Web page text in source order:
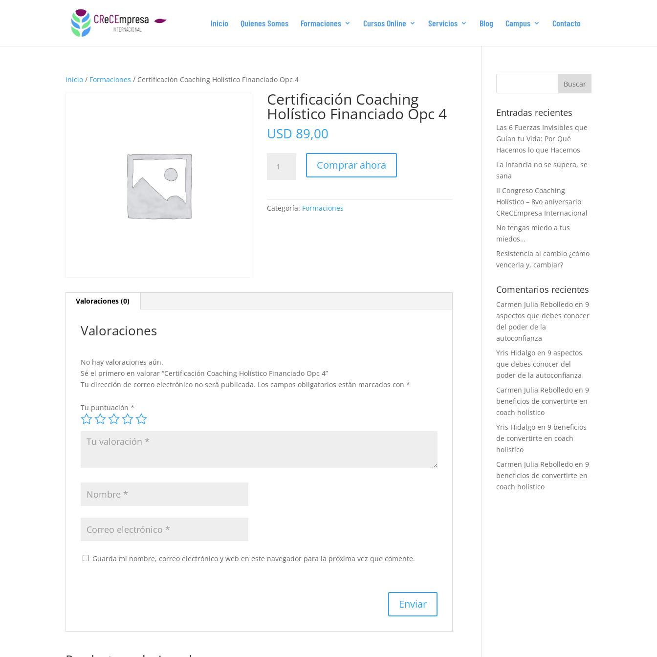
Inicio Quienes Somos Formaciones Cursos Online Servicios Blog Campus Contacto
Inicio / Formaciones / Certificación Coaching Holístico Financiado Opc 4
Certificación Coaching
Holístico Financiado Opc 4
USD 89,00
Coaching
Comprar ahora
Categoría: Formaciones
Valoraciones (0)
Valoraciones
No hay valoraciones aún.
Sé el primero en valorar “Certificación Coaching Holístico Financiado Opc 4”
Tu dirección de correo electrónico no será publicada. Los campos obligatorios están marcados con*
Tu puntuación*
Guarda mi nombre, correo electrónico y web en este navegador para la próxima vez que comente.
Entradas recientes
Las 6 Fuerzas Invisibles que
Guían tu Vida: Por Qué
Hacemos lo que Hacemos
La infancia no se supera, se
sana
II Congreso Coaching
Holístico – 8vo aniversario
CReCEmpresa Internacional
No tengas miedo a tus
miedos…
Resistencia al cambio ¿cómo
vencerla y, cambiar?
Comentarios recientes
Carmen Julia Rebolledo en9
aspectos que debes conocer
del poder de la
autoconfianza
Yris Hidalgo en9 aspectos
que debes conocer del
poder de la autoconfianza
Carmen Julia Rebolledo en9
beneficios de convertirte en
coach holístico
Yris Hidalgo en9 beneficios
de convertirte en coach
holístico
Carmen Julia Rebolledo en9
beneficios de convertirte en
coach holístico